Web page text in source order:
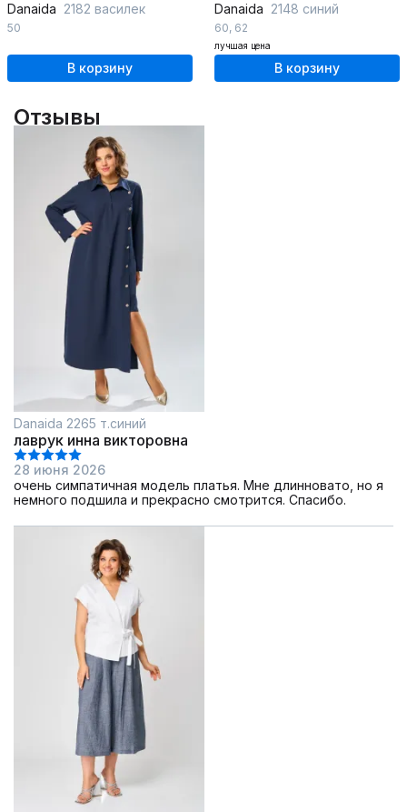
Danaida 2182 василек
50
В корзину
Danaida 2148 синий
60, 62
лучшая цена
В корзину
Отзывы
Danaida 2265 т.синий
лаврук инна викторовна
28 июня 2026
очень симпатичная модель платья. Мне длинновато, но я
немного подшила и прекрасно смотрится. Спасибо.